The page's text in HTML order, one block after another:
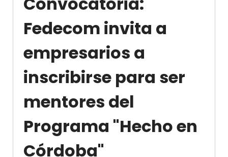
Fedecom invita a
empresarios a
inscribirse para ser
mentores del
Programa "Hecho en
Córdoba"